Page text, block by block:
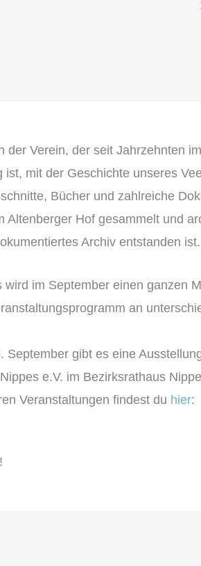
der Verein, der seit Jahrzehnten
mit der Geschichte unseres
Bücher und zahlreiche
Altenberger Hof gesammelt und
Archiv entstanden ist.
im September einen ganzen
an
September gibt es eine
e.V. im Bezirksrathaus
Veranstaltungen findest du hier: